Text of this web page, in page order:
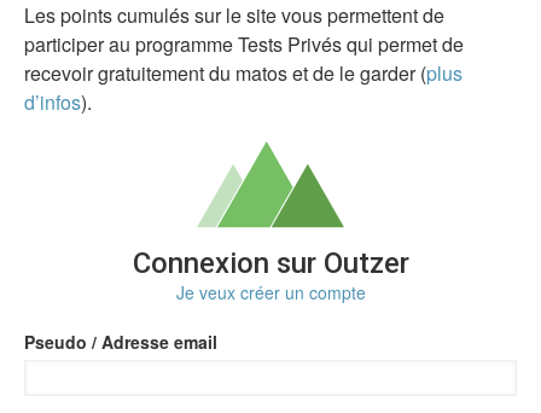
Les points cumulés sur le site vous permettent de
participer au programme Tests Privés qui permet de
recevoir gratuitement du matos et de le garder (plus
d’infos).
Connexion sur Outzer
Je veux créer un compte
Pseudo / Adresse email